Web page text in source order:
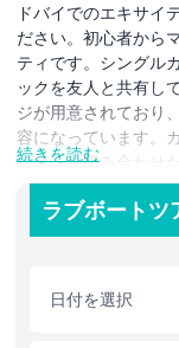
ドバイでのエキサイ
ださい。初心者から
ティです。シングル
ックを友人と共有し
ジが用意されており
容になっています。
ションを組み合わせ
ビーチが背景とな
ます。現代建築の驚
色を満喫したい方
を呑むような市街の
に経験がある方も、
続きを読む
ラブボートツ
日付を選択